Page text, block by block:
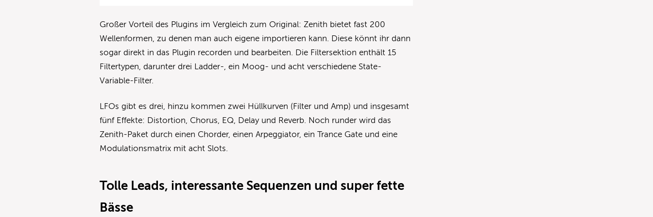
Großer Vorteil des Plugins im Vergleich zum Original: Zenith bietet fast 200
Wellenformen, zu denen man auch eigene importieren kann. Diese könnt ihr dann
sogar direkt in das Plugin recorden und bearbeiten. Die Filtersektion enthält 15
Filtertypen, darunter drei Ladder-, ein Moog- und acht verschiedene State-
Variable-Filter.
LFOs gibt es drei, hinzu kommen zwei Hüllkurven (Filter und Amp) und insgesamt
fünf Effekte: Distortion, Chorus, EQ, Delay und Reverb. Noch runder wird das
Zenith-Paket durch einen Chorder, einen Arpeggiator, ein Trance Gate und eine
Modulationsmatrix mit acht Slots.
Tolle Leads, interessante Sequenzen und super fette
Bässe